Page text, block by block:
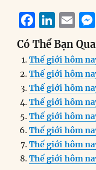
F
a
c
e
b
o
o
k
Li
n
k
e
d
I
n
E
m
ai
l
Có Thể Bạn
Thế giới hôm
Thế giới hôm
Thế giới hôm
Thế giới hôm
Thế giới hôm
Thế giới hôm
Thế giới hôm
Thế giới hôm